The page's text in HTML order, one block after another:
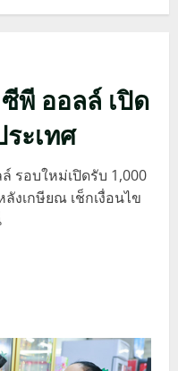
พี ออลล์ เปิด
ะเทศ
รอบใหม่เปิดรับ 1,000
งเกษียณ เช็กเงื่อนไข